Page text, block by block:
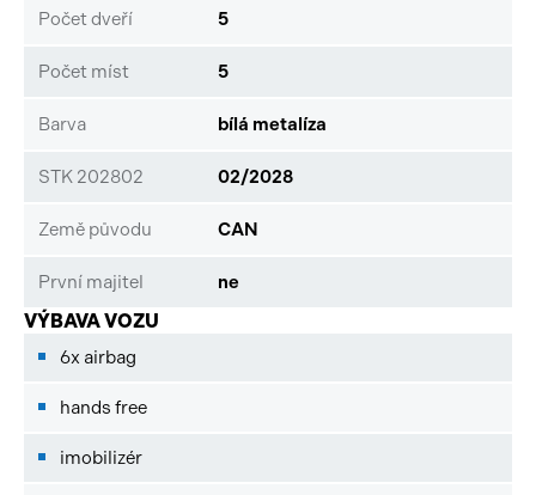
Počet dveří 5
Počet míst 5
Barva bílá metalíza
STK 202802 02/2028
Země původu CAN
První majitel ne
VÝBAVA VOZU
6x airbag
hands free
imobilizér